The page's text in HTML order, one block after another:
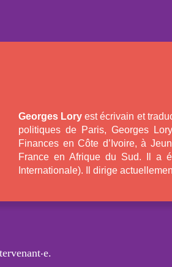
Georges Loryest écrivain et
politiques de Paris, Georges
Finances en Côte d’Ivoire, à
France en Afrique du Sud. Il a
Internationale). Il dirige